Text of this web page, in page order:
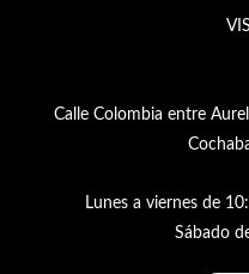
Calle Colombia entre
Lunes a viernes de
Sábado